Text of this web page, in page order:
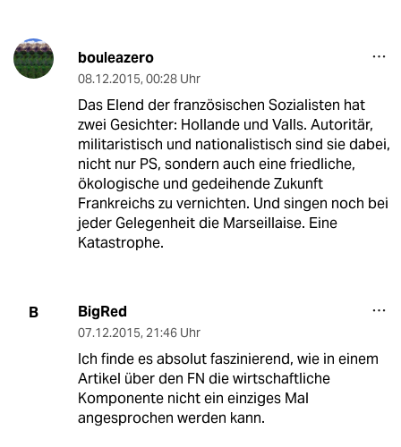
bouleazero
08.12.2015, 00:28 Uhr
Das Elend der französischen Sozialisten hat
zwei Gesichter: Hollande und Valls. Autoritär,
militaristisch und nationalistisch sind sie dabei,
nicht nur PS, sondern auch eine friedliche,
ökologische und gedeihende Zukunft
Frankreichs zu vernichten. Und singen noch bei
jeder Gelegenheit die Marseillaise. Eine
Katastrophe.
B BigRed
07.12.2015, 21:46 Uhr
Ich finde es absolut faszinierend, wie in einem
Artikel über den FN die wirtschaftliche
Komponente nicht ein einziges Mal
angesprochen werden kann.